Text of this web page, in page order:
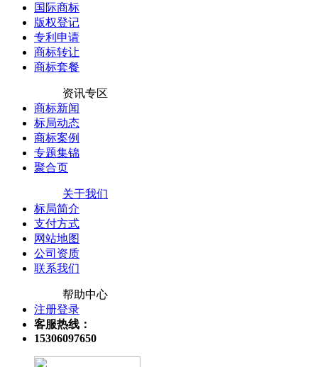
国际商标
版权登记
专利申请
商标转让
商标套餐
资讯专区
商标新闻
标局动态
商标案例
专题集锦
聚合页
关于我们
标局简介
支付方式
网站地图
公司资质
联系我们
帮助中心
注册登录
客服热线：
15306097650